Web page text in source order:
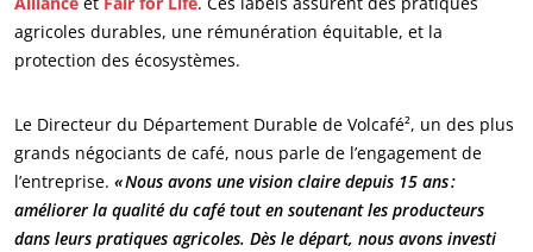
Qui sommes nous ?
Carrières
agricoles durables, une rémunération équitable, et la
protection des écosystèmes.
Le Directeur du Département Durable de Volcafé², un des plus
grands négociants de café, nous parle de l’engagement de
l’entreprise. « Nous avons une vision claire depuis 15 ans :
améliorer la qualité du café tout en soutenant les producteurs
dans leurs pratiques agricoles. Dès le départ, nous avons investi